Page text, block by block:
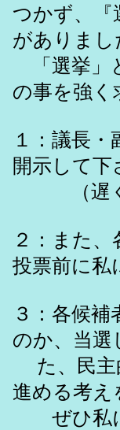
つかず、『
がありまし
「選挙」
の事を強く
１：議長
開示して下
（遅く
２：また
投票前に私
３：各候
のか、当選
た、民主
進める考え
ぜひ私に